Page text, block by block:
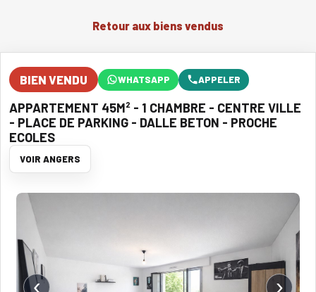
Retour aux biens vendus
BIEN VENDU WHATSAPP APPELER
APPARTEMENT 45M² - 1 CHAMBRE - CENTRE VILLE
- PLACE DE PARKING - DALLE BETON - PROCHE
ECOLES
VOIR ANGERS
‹ ›